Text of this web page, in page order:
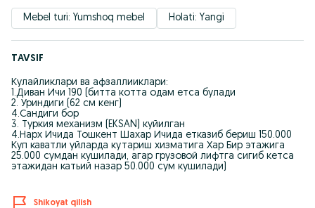
Mebel turi: Yumshoq mebel Holati: Yangi
TAVSIF
Кулайликлари ва афзаллииклари:
1.Диван Ичи 190 (битта котта одам етса булади
2. Уриндиги (62 см кенг)
4.Сандиги бор
3. Туркия механизм (EKSAN) куйилган
4.Нарх Ичида Тошкент Шахар Ичида етказиб бериш 150.000
Куп каватли уйларда кутариш хизматига Хар Бир этажига
25.000 сумдан кушилади, агар грузовой лифтга сигиб кетса
этажидан катьий назар 50.000 сум кушилади)
Shikoyat qilish